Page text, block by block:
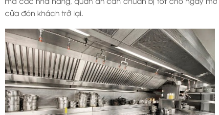
cửa đón khách trở lại.